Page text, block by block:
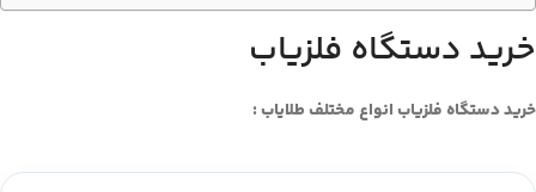
خرید دستگاه فلزیاب
خرید دستگاه فلزیاب انواع مختلف طلایاب :